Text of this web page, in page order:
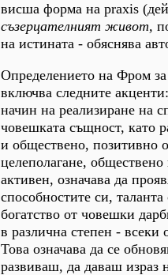
висша форма на praxis
съзерцателният живот,
на истината - обяснява
Определението на Фром за
включва следните
начин на реализиране на
човешката същност, като
и обществено, позитивно
целеполагане,
активен, означава да
способностите си,
богатство от човешки
в различна степен - всеки
Това означава да се
развиваш, да даваш израз